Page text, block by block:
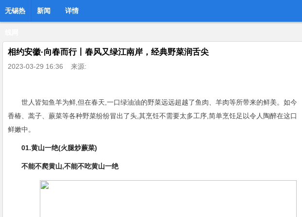
无锡热 新闻 详情
相约安徽·向春而行丨春风又绿江南岸，经典野菜润舌尖
2023-03-29 16:36 来源:
世人皆知鱼羊为鲜,但在春天,一口绿油油的野菜远远超越了鱼肉、羊肉等所带来的鲜美。如今
香椿、蒿子、蕨菜等各种野菜纷纷冒出了头,其烹饪不需要太多工序,简单烹饪足以令人陶醉在这口
鲜嫩中。
01.黄山一绝(火腿炒蕨菜)
不能不爬黄山,不能不吃黄山一绝